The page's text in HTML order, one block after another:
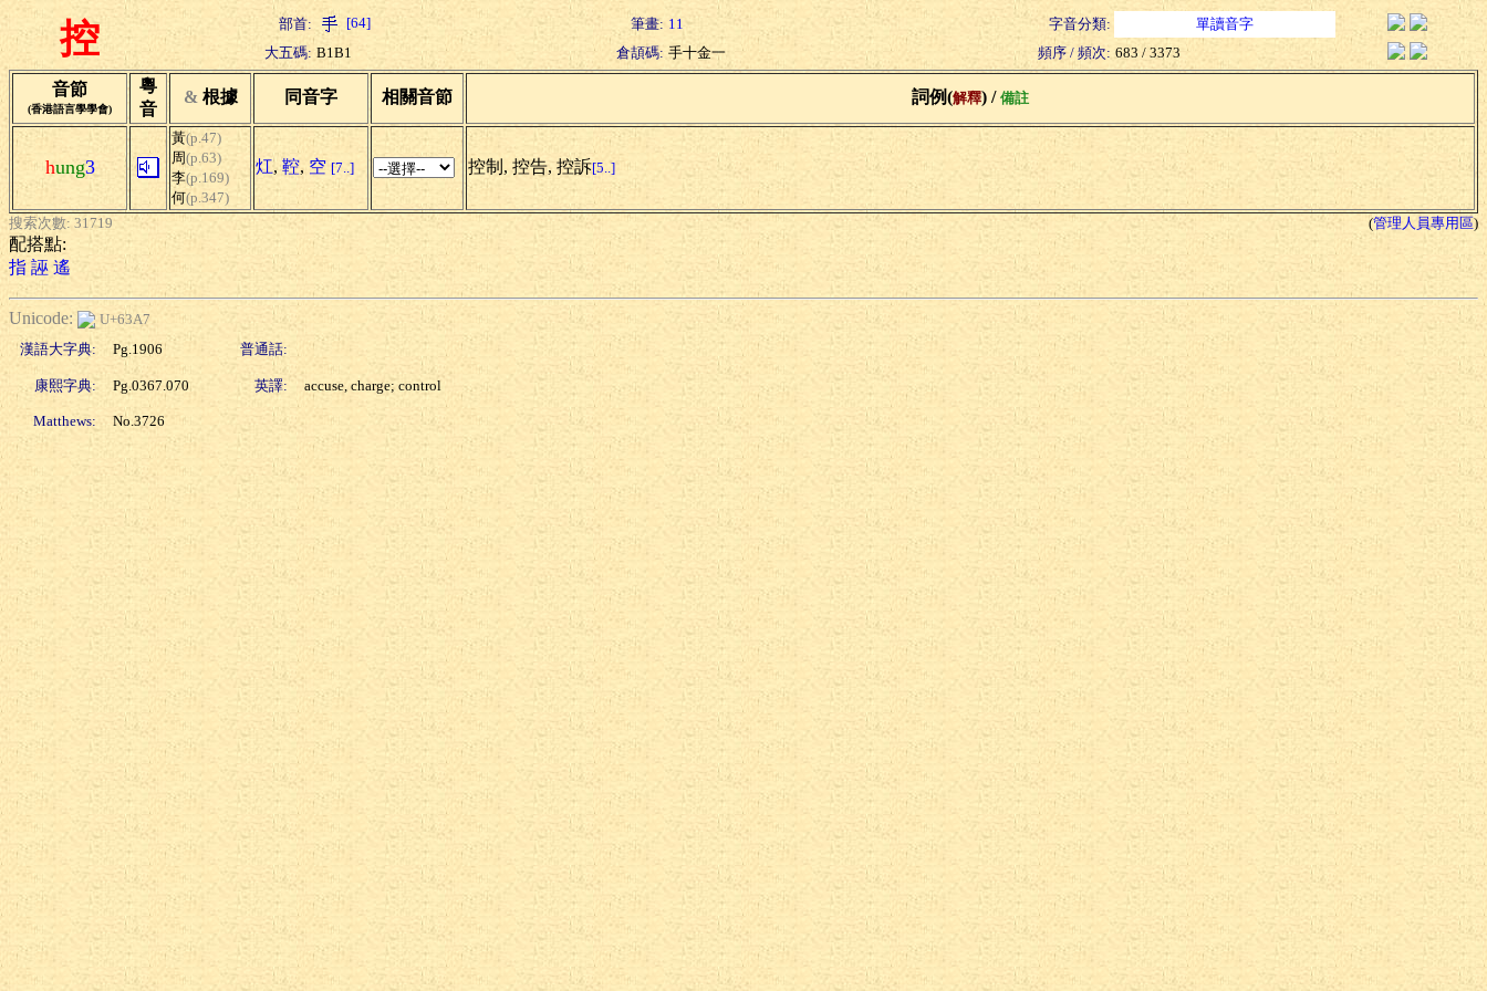
控 部首: [64] 筆畫: 11 字音分類:
單讀音字
大五碼: B1B1 倉頡碼: 手十金一 頻序 / 頻次: 683 / 3373
音節
(香港語言學學會)
粵
音
& 根據 同音字 相關音節 詞例(解釋) / 備註
hung3
黃(p.47)
周(p.63)
李(p.169)
何(p.347)
灴, 鞚, 空 [7..] 控制, 控告, 控訴[5..]
搜索次數: 31719 (管理人員專用區)
配搭點:
指 誣 遙
Unicode:
U+63A7
漢語大字典:
Pg.1906 普通話:
康熙字典: Pg.0367.070 英譯: accuse, charge; control
Matthews: No.3726